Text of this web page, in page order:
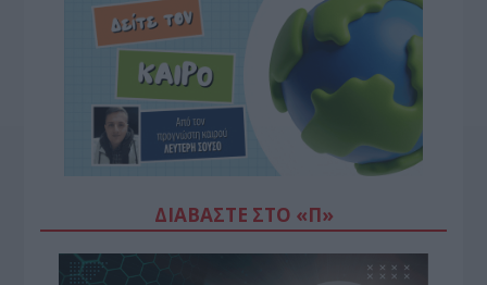
ΔΙΑΒΆΣΤΕ ΣΤΟ «Π»